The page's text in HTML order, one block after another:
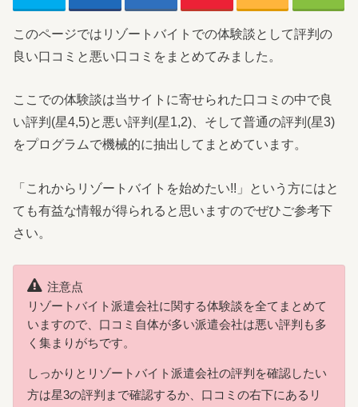
このページではリゾートバイトでの体験談として評判の
良い口コミと悪い口コミをまとめてみました。
ここでの体験談は当サイトに寄せられた口コミの中で良
い評判(星4,5)と悪い評判(星1,2)、そして普通の評判(星3)
をプログラムで機械的に抽出してまとめています。
「これからリゾートバイトを始めたい!!」という方にはと
ても有益な情報が得られると思いますのでぜひご参考下
さい。
注意点
リゾートバイト派遣会社に関する体験談を全てまとめて
いますので、口コミ自体が多い派遣会社は悪い評判も多
く集まりがちです。
しっかりとリゾートバイト派遣会社の評判を確認したい
方は星3の評判まで確認するか、口コミの右下にあるリ